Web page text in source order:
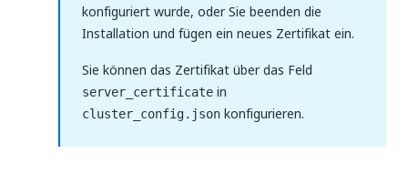
konfiguriert wurde, oder Sie beenden die
Installation und fügen ein neues Zertifikat ein.
Sie können das Zertifikat über das Feld
server_certificate in
cluster_config.json konfigurieren.